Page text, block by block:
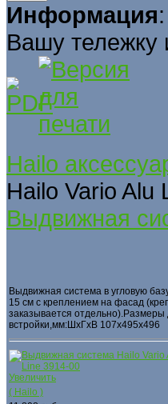
Информация
Вашу тележку
Hailo
Hailo Vario Alu
Выдвижная
Выдвижная система в угловую
15 см с креплением на фасад
заказывается отдельно).Размеры
встройки,мм:ШхГхВ 107х495х496
Увеличить
( Hailo )